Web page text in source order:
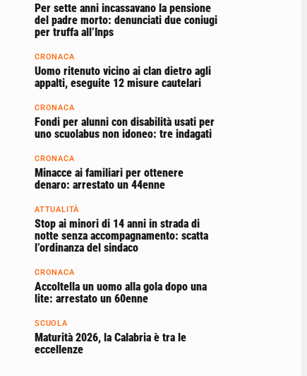
Per sette anni incassavano la pensione
del padre morto: denunciati due coniugi
per truffa all’Inps
CRONACA
Uomo ritenuto vicino ai clan dietro agli
appalti, eseguite 12 misure cautelari
CRONACA
Fondi per alunni con disabilità usati per
uno scuolabus non idoneo: tre indagati
CRONACA
Minacce ai familiari per ottenere
denaro: arrestato un 44enne
ATTUALITÀ
Stop ai minori di 14 anni in strada di
notte senza accompagnamento: scatta
l’ordinanza del sindaco
CRONACA
Accoltella un uomo alla gola dopo una
lite: arrestato un 60enne
SCUOLA
Maturità 2026, la Calabria è tra le
eccellenze